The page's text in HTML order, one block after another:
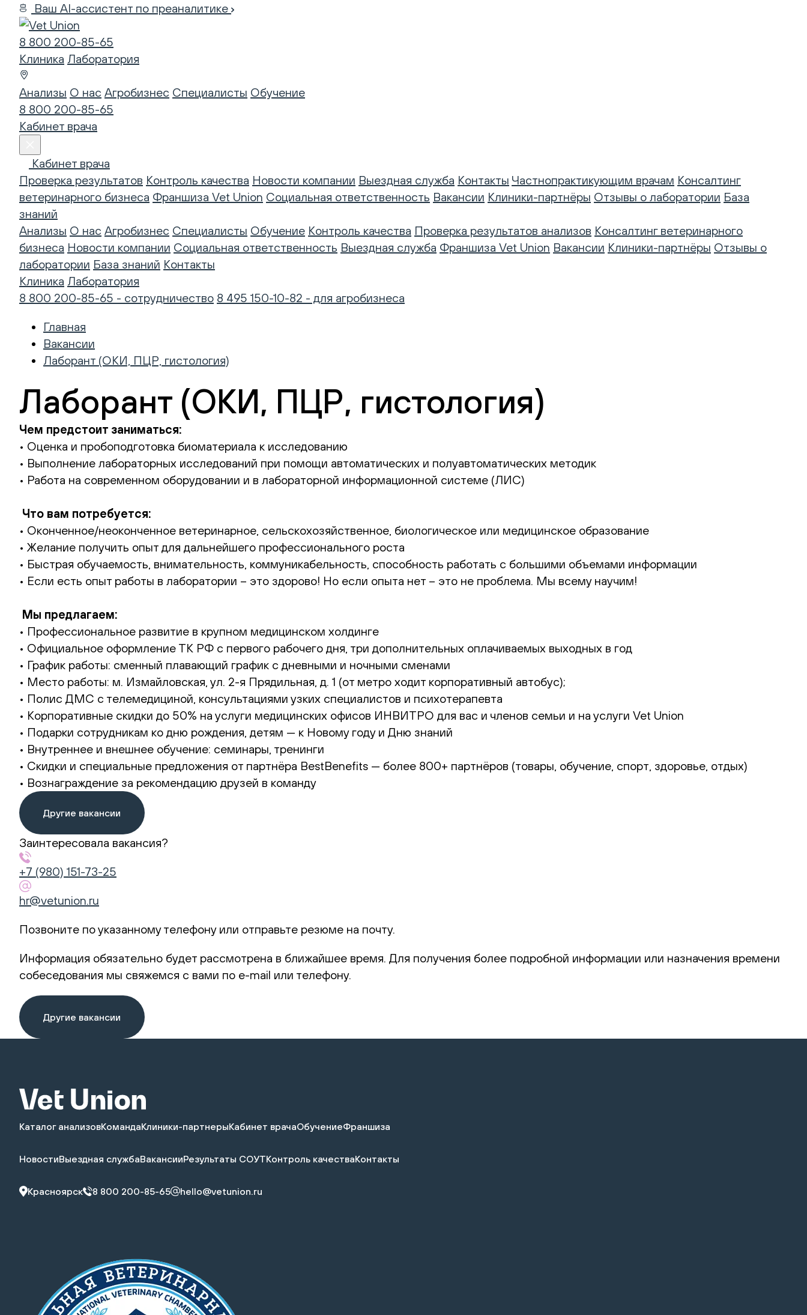
Ваш AI-ассистент по преаналитике
8 800 200-85-65
Клиника Лаборатория
Анализы О нас Агробизнес Специалисты Обучение
8 800 200-85-65
Кабинет врача
Кабинет врача
Проверка результатов Контроль качества Новости компании Выездная служба Контакты Частнопрактикующим врачам Консалтинг
ветеринарного бизнеса Франшиза Vet Union Социальная ответственность Вакансии Клиники-партнёры Отзывы о лаборатории База
знаний
Анализы О нас Агробизнес Специалисты Обучение Контроль качества Проверка результатов анализов Консалтинг ветеринарного
бизнеса Новости компании Социальная ответственность Выездная служба Франшиза Vet Union Вакансии Клиники-партнёры Отзывы о
лаборатории База знаний Контакты
Клиника Лаборатория
8 800 200-85-65 - сотрудничество 8 495 150-10-82 - для агробизнеса
Главная
Вакансии
Лаборант (ОКИ, ПЦР, гистология)
Лаборант (ОКИ, ПЦР, гистология)
Чем предстоит заниматься:
• Оценка и пробоподготовка биоматериала к исследованию
• Выполнение лабораторных исследований при помощи автоматических и полуавтоматических методик
• Работа на современном оборудовании и в лабораторной информационной системе (ЛИС)
Что вам потребуется:
• Оконченное/неоконченное ветеринарное, сельскохозяйственное, биологическое или медицинское образование
• Желание получить опыт для дальнейшего профессионального роста
• Быстрая обучаемость, внимательность, коммуникабельность, способность работать с большими объемами информации
• Если есть опыт работы в лаборатории – это здорово! Но если опыта нет – это не проблема. Мы всему научим!
Мы предлагаем:
• Профессиональное развитие в крупном медицинском холдинге
• Официальное оформление ТК РФ с первого рабочего дня, три дополнительных оплачиваемых выходных в год
• График работы: сменный плавающий график с дневными и ночными сменами
• Место работы: м. Измайловская, ул. 2-я Прядильная, д. 1 (от метро ходит корпоративный автобус);
• Полис ДМС с телемедициной, консультациями узких специалистов и психотерапевта
• Корпоративные скидки до 50% на услуги медицинских офисов ИНВИТРО для вас и членов семьи и на услуги Vet Union
• Подарки сотрудникам ко дню рождения, детям — к Новому году и Дню знаний
• Внутреннее и внешнее обучение: семинары, тренинги
• Скидки и специальные предложения от партнёра BestBenefits — более 800+ партнёров (товары, обучение, спорт, здоровье, отдых)
• Вознаграждение за рекомендацию друзей в команду
Другие вакансии
Заинтересовала вакансия?
+7 (980) 151-73-25
hr@vetunion.ru
Позвоните по указанному телефону или отправьте резюме на почту.
Информация обязательно будет рассмотрена в ближайшее время. Для получения более подробной информации или назначения времени
собеседования мы свяжемся с вами по e-mail или телефону.
Другие вакансии
Каталог анализовКомандаКлиники-партнерыКабинет врачаОбучениеФраншиза
НовостиВыездная службаВакансииРезультаты СОУТКонтроль качестваКонтакты
Красноярск 8 800 200-85-65 hello@vetunion.ru